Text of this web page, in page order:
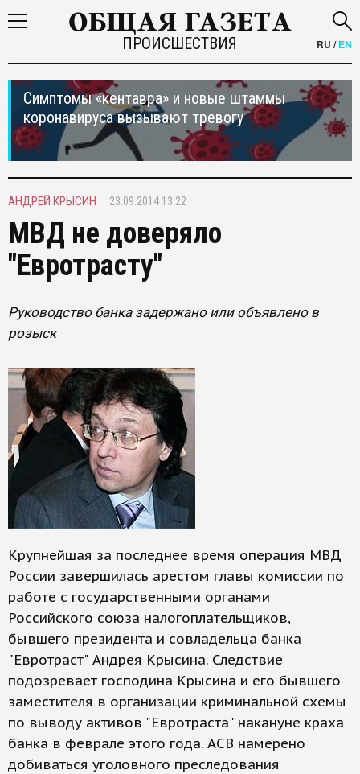
ПРОИСШЕСТВИЯ RU /EN
Симптомы «кентавра» и новые штаммы
коронавируса вызывают тревогу
АНДРЕЙ КРЫСИН 23.09.2014 13:22
МВД не доверяло
"Евротрасту"
Руководство банка задержано или объявлено в
розыск
Крупнейшая за последнее время операция МВД
России завершилась арестом главы комиссии по
работе с государственными органами
Российского союза налогоплательщиков,
бывшего президента и совладельца банка
"Евротраст" Андрея Крысина. Следствие
подозревает господина Крысина и его бывшего
заместителя в организации криминальной схемы
по выводу активов "Евротраста" накануне краха
банка в феврале этого года. АСВ намерено
добиваться уголовного преследования